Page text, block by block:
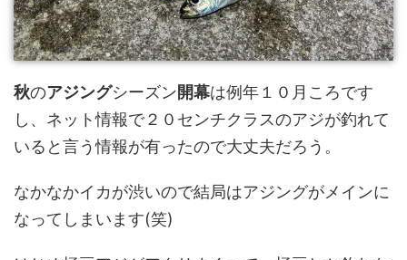
秋のアジングシーズン開幕は例年１０月ころです
し、ネット情報で２０センチクラスのアジが釣れて
いると言う情報が有ったので大丈夫だろう。
なかなかイカが渋いので結局はアジングがメインに
なってしまいます(笑)